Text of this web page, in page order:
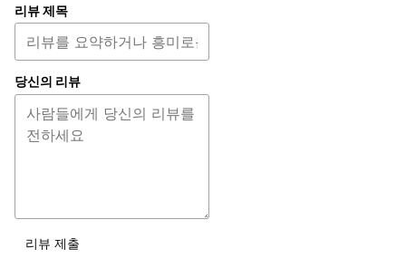
리뷰 제목
당신의 리뷰
리뷰 제출